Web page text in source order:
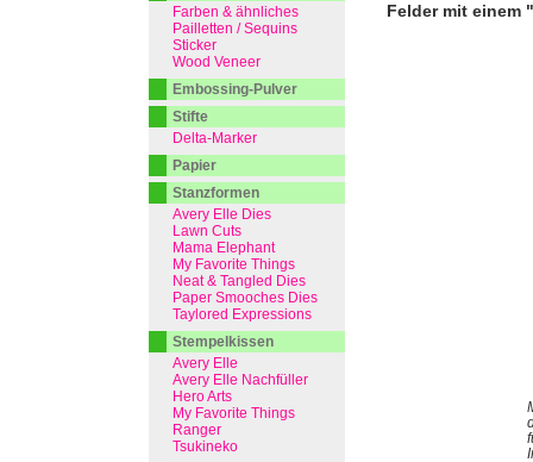
Felder mit einem "
Farben & ähnliches
Pailletten / Sequins
Sticker
Wood Veneer
Embossing-Pulver
Stifte
Delta-Marker
Papier
Stanzformen
Avery Elle Dies
Lawn Cuts
Mama Elephant
My Favorite Things
Neat & Tangled Dies
Paper Smooches Dies
Taylored Expressions
Stempelkissen
Avery Elle
Avery Elle Nachfüller
Hero Arts
My Favorite Things
Ranger
Tsukineko